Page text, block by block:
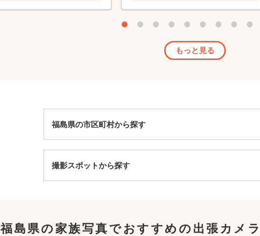
もっと見る
福島県の市区町村から探す
撮影スポットから探す
福島県の家族写真でおすすめの出張カメ